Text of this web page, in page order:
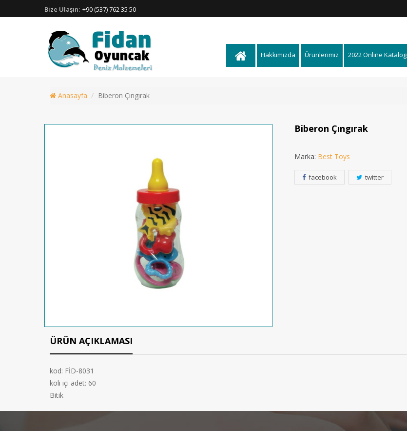
Bize Ulaşın: +90 (537) 762 35 50
Hakkımızda Ürünlerimiz 2022 Online Katalog
Anasayfa Biberon Çıngırak
Biberon Çıngırak
Marka: Best Toys
facebook twitter
ÜRÜN AÇIKLAMASI
kod: FİD-8031
koli içi adet: 60
Bitik